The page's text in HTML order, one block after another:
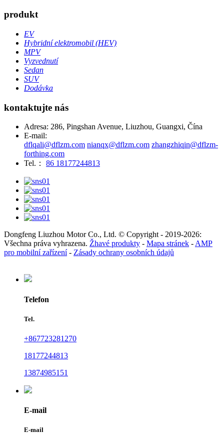
produkt
EV
Hybridní elektromobil (HEV)
MPV
Vyzvednutí
Sedan
SUV
Dodávka
kontaktujte nás
Adresa: 286, Pingshan Avenue, Liuzhou, Guangxi, Čína
E-mail:
dflqali@dflzm.com nianqx@dflzm.com zhangzhiqin@dflzm-
forthing.com
Tel.：
86 18177244813
Dongfeng Liuzhou Motor Co., Ltd. © Copyright - 2019-2026:
Všechna práva vyhrazena. Žhavé produkty - Mapa stránek -AMP
pro mobilní zařízení- Zásady ochrany osobních údajů
Telefon
Tel.
+867723281270
18177244813
13874985151
E-mail
E-mail